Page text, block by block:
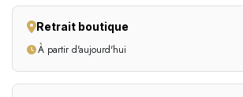
Retrait boutique
À partir d'aujourd'hui